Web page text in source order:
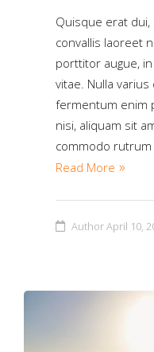
Quisque erat
convallis laoreet
porttitor augue,
vitae. Nulla
fermentum enim
nisi, aliquam sit
commodo
Read More
AuthorApril 10,